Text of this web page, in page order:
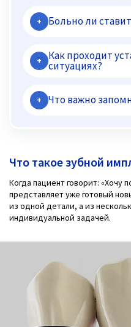
+ Больно ли
+ Как проходит
ситуациях?
+ Что важно
Что такое зубной
Когда пациент говорит: «Хочу
представляет уже готовый
из одной детали, а из
индивидуальной задачей.